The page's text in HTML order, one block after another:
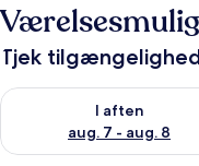
Tjek
I aften
aug. 7 - aug. 8
Tjek tilgængelighed for i